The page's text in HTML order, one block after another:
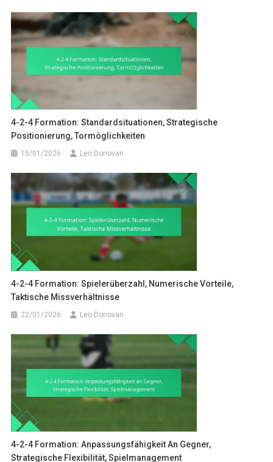
4-2-4 Formation: Standardsituationen, Strategische
Positionierung, Tormöglichkeiten
15/01/2026 Leo Donovan
4-2-4 Formation: Spielerüberzahl, Numerische Vorteile,
Taktische Missverhältnisse
22/01/2026 Leo Donovan
4-2-4 Formation: Anpassungsfähigkeit An Gegner,
Strategische Flexibilität, Spielmanagement